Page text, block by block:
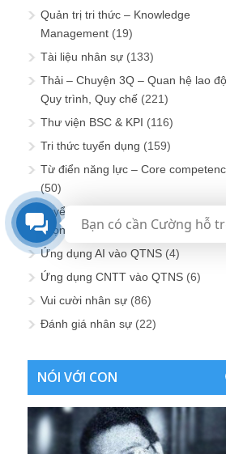
Quản trị tri thức – Knowledge
Management (19)
Tài liệu nhân sự (133)
Thải – Chuyện 3Q – Quan hệ lao
Quy trình, Quy chế (221)
Thư viện BSC & KPI (116)
Tri thức tuyển dụng (159)
Từ điển năng lực – Core
(50)
Tuyển – Chuyện 3T – Tuyển mộ,
chọn, Thử việc(434)
Ứng dụng AI vào QTNS (4)
Ứng dụng CNTT vào QTNS (6)
Vui cười nhân sự (86)
Đánh giá nhân sự (22)
NÓI VỚI CON
Bạn có cần Cường hỗ